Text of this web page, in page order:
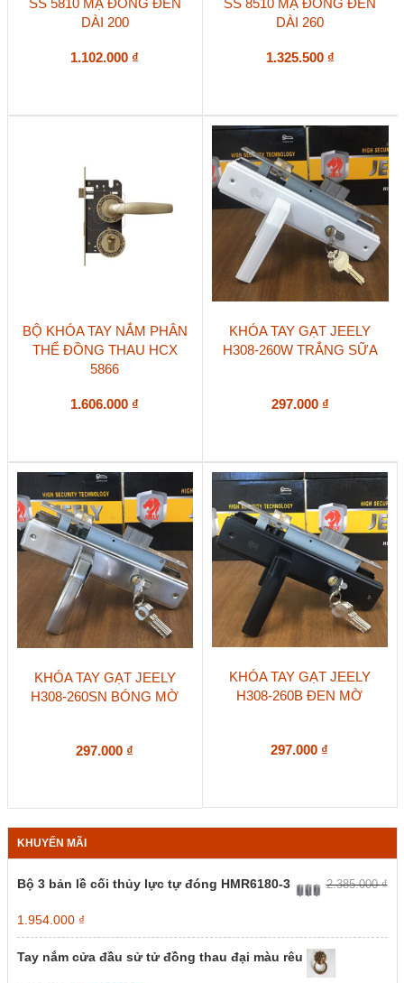
SS 5810 MẠ ĐỒNG ĐEN
DÀI 200
1.102.000 ₫
SS 8510 MẠ ĐỒNG ĐEN
DÀI 260
1.325.500 ₫
BỘ KHÓA TAY NẮM PHÂN
THỂ ĐỒNG THAU HCX
5866
1.606.000 ₫
KHÓA TAY GẠT JEELY
H308-260W TRẮNG SỮA
297.000 ₫
KHÓA TAY GẠT JEELY
H308-260SN BÓNG MỜ
297.000 ₫
KHÓA TAY GẠT JEELY
H308-260B ĐEN MỜ
297.000 ₫
KHUYẾN MÃI
Bộ 3 bản lề cối thủy lực tự đóng HMR6180-3 2.385.000₫
Giá
gốc
là:
2.385.000 ₫.
1.954.000 ₫Giá
hiện
tại
Tay nắm cửa đầu sử tử đồng thau đại màu rêu